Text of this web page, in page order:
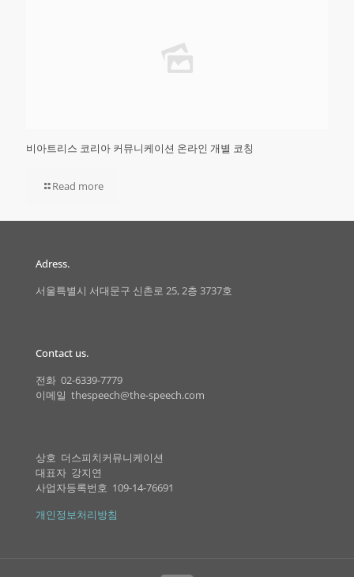
비아트리스 코리아 커뮤니케이션 온라인 개별 코칭
Read more
Adress.
서울특별시 서대문구 신촌로 25, 2층 3737호
Contact us.
전화 02-6339-7779
이메일 thespeech@the-speech.com
상호 더스피치커뮤니케이션
대표자 강지연
사업자등록번호 109-14-76691
개인정보처리방침